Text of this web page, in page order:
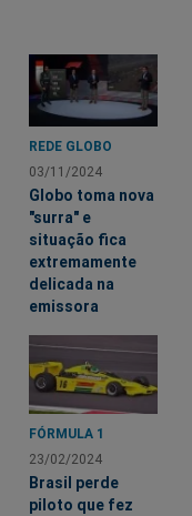
REDE GLOBO
03/11/2024
Globo toma nova
"surra" e
situação fica
extremamente
delicada na
emissora
FÓRMULA 1
23/02/2024
Brasil perde
piloto que fez